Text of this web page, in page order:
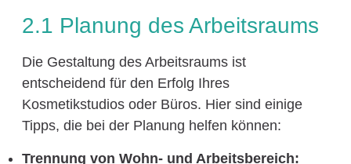
2.1 Planung des Arbeitsraums
Die Gestaltung des Arbeitsraums ist
entscheidend für den Erfolg Ihres
Kosmetikstudios oder Büros. Hier sind einige
Tipps, die bei der Planung helfen können:
Trennung von Wohn- und Arbeitsbereich: